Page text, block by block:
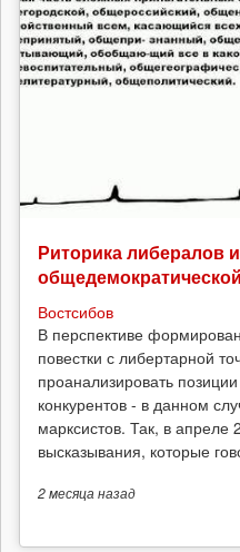
Риторика либералов
Востсибов
В перспективе
повестки с либертарной
проанализировать
конкурентов - в данном
марксистов. Так, в апреле
высказывания, которые
2 месяцаназад